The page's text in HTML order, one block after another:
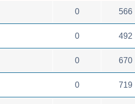
0 566
0 492
0 670
0 719